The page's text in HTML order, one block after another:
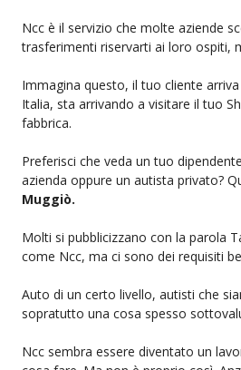
Ncc è il servizio che molte aziende
trasferimenti riservarti ai loro ospiti,
Immagina questo, il tuo cliente
Italia, sta arrivando a visitare il tuo
fabbrica.
Preferisci che veda un tuo
azienda oppure un autista privato?
Muggiò.
Molti si pubblicizzano con la parola
come Ncc, ma ci sono dei requisiti
Auto di un certo livello, autisti che
sopratutto una cosa spesso
Ncc sembra essere diventato un